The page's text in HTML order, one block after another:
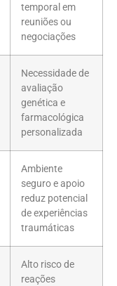
temporal em
reuniões ou
negociações
Necessidade de
avaliação
genética e
farmacológica
personalizada
Ambiente
seguro e apoio
reduz potencial
de experiências
traumáticas
Alto risco de
reações